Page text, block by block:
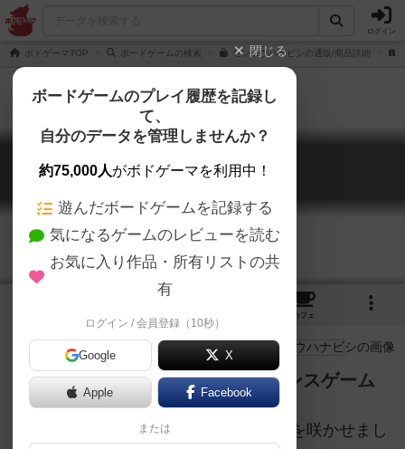
ログイン
ボドゲーマTOP ボードゲームの検索 センコウハナビシの通販/商品詳細
センコウハナビシ
senkou hanabishi
カフェ
美しくもはかない線香花火のバランスゲーム
散り行く線香花火のように大きな火花を咲かせまし
閉じる
ボードゲームのプレイ履歴を記録し
て、
自分のデータを管理しませんか？
約75,000人がボドゲーマを利用中！
遊んだボードゲームを記録する
気になるゲームのレビューを読む
お気に入り作品・所有リストの共
有
ログイン / 会員登録（10秒）
Google X
Apple Facebook
または